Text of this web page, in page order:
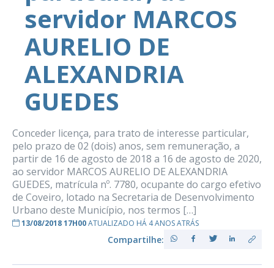
servidor MARCOS
AURELIO DE
ALEXANDRIA
GUEDES
Conceder licença, para trato de interesse particular,
pelo prazo de 02 (dois) anos, sem remuneração, a
partir de 16 de agosto de 2018 a 16 de agosto de 2020,
ao servidor MARCOS AURELIO DE ALEXANDRIA
GUEDES, matrícula nº. 7780, ocupante do cargo efetivo
de Coveiro, lotado na Secretaria de Desenvolvimento
Urbano deste Município, nos termos […]
13/08/2018 17H00ATUALIZADO HÁ 4 ANOS ATRÁS
Compartilhe: